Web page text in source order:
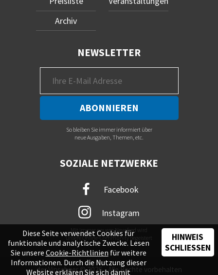
Archiv
NEWSLETTER
So bleiben Sie immer informiert über
neue Ausgaben, Themen, etc.
SOZIALE NETZWERKE
Facebook
Instagram
Mit immer neuem Newsfeed wird
unsere Online-Community begeistert
der Vinschger © 2026 - Alle Rechte vorbehalten
Diese Seite verwendet Cookies für
funktionale und analytische Zwecke. Lesen
Sie unsere Cookie-Richtlinien für weitere
Informationen. Durch die Nutzung dieser
Website erklären Sie sich damit
HINWEIS
SCHLIESSEN